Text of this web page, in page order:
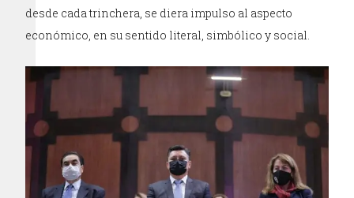
desde cada trinchera, se diera impulso al aspecto
económico, en su sentido literal, simbólico y social.